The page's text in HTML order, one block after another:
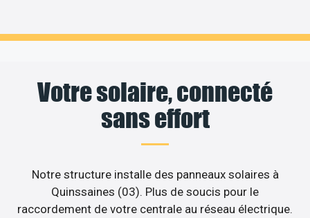
Votre solaire, connecté
sans effort
Notre structure installe des panneaux solaires à
Quinssaines (03). Plus de soucis pour le
raccordement de votre centrale au réseau électrique.